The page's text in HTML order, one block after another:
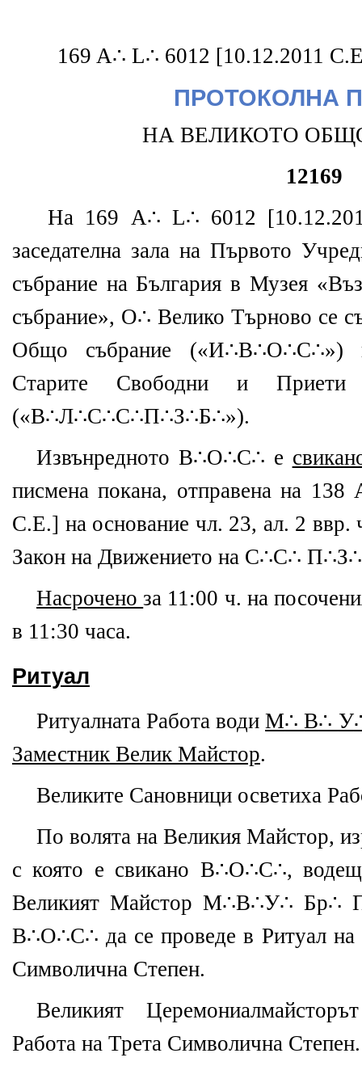
169 A∴ L∴ 6012 [10.12.2011
ПРОТОКОЛНА
НА ВЕЛИКОТО
12169
На 169 A∴ L∴ 6012
заседателна зала на Първото
събрание на България в Музея
събрание», O∴ Велико Търново се
Общо събрание («И∴В∴О∴С∴»)
Старите Свободни и
(«В∴Л∴С∴С∴П∴З∴Б∴»).
Извънредното В∴О∴С∴ е
писмена покана, отправена на
C.E.] на основание чл. 23, ал. 2
Закон на Движението на С∴С∴
Насроченоза 11:00 ч. на
в 11:30 часа.
Ритуал
Ритуалната Работа водиМ∴В∴ У
Заместник Велик Майстор.
Великите Сановници осветиха
По волята на Великия Майстор,
с която е свикано В∴О∴С∴,
Великият Майстор М∴В∴У∴ Бр∴
В∴О∴С∴ да се проведе в Ритуал на
Символична Степен.
Великият
Работа на Трета Символична Степен.